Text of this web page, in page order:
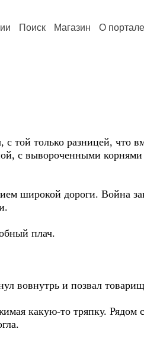
Поиск Магазин О портале
той только разницей, что
с вывороченными корнями
широкой дороги. Война
плач.
вовнутрь и позвал
какую-то тряпку. Рядом